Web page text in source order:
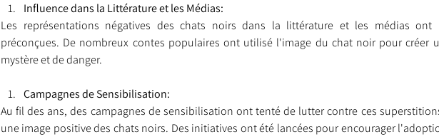
Influence dans la Littérature et les Médias:
Les représentations négatives des chats noirs dans la littérature et les médias ont
préconçues. De nombreux contes populaires ont utilisé l'image du chat noir pour créer
mystère et de danger.
Campagnes de Sensibilisation:
Au fil des ans, des campagnes de sensibilisation ont tenté de lutter contre ces
une image positive des chats noirs. Des initiatives ont été lancées pour encourager